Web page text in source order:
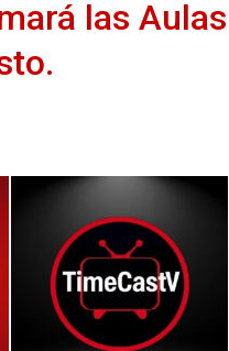
las Aulas